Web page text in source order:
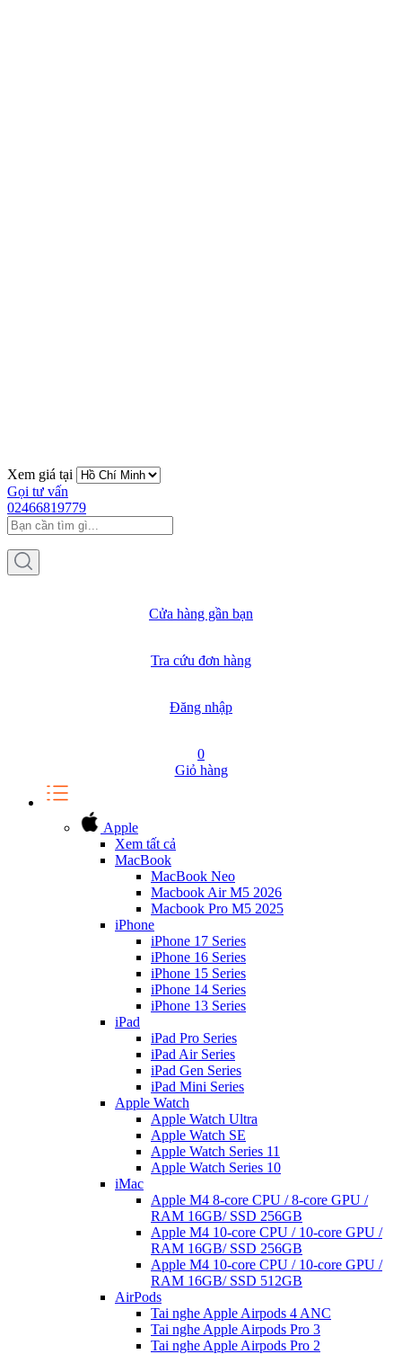
Xem giá tại
Gọi tư vấn
02466819779
Cửa hàng gần bạn
Tra cứu đơn hàng
Đăng nhập
0
Giỏ hàng
Apple
Xem tất cả
MacBook
MacBook Neo
Macbook Air M5 2026
Macbook Pro M5 2025
iPhone
iPhone 17 Series
iPhone 16 Series
iPhone 15 Series
iPhone 14 Series
iPhone 13 Series
iPad
iPad Pro Series
iPad Air Series
iPad Gen Series
iPad Mini Series
Apple Watch
Apple Watch Ultra
Apple Watch SE
Apple Watch Series 11
Apple Watch Series 10
iMac
Apple M4 8-core CPU / 8-core GPU /
RAM 16GB/ SSD 256GB
Apple M4 10-core CPU / 10-core GPU /
RAM 16GB/ SSD 256GB
Apple M4 10-core CPU / 10-core GPU /
RAM 16GB/ SSD 512GB
AirPods
Tai nghe Apple Airpods 4 ANC
Tai nghe Apple Airpods Pro 3
Tai nghe Apple Airpods Pro 2